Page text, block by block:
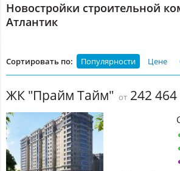
Новостройки строительной
Атлантик
Сортировать по: Популярности Цене
ЖК "Прайм Тайм" от 242 464